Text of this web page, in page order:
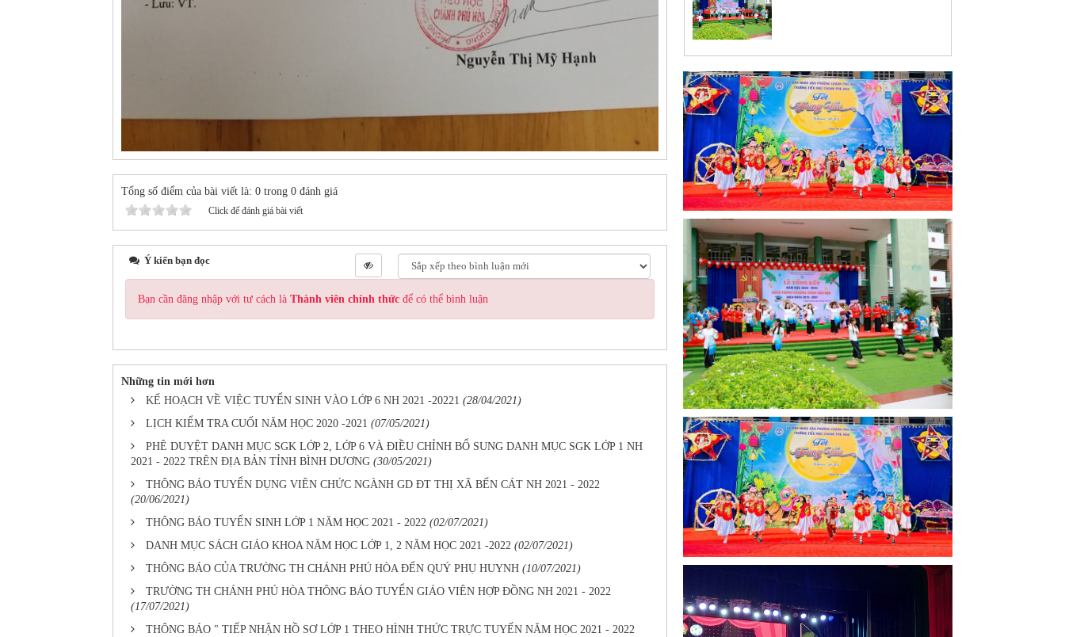
Tổng số điểm của bài viết là: 0 trong 0 đánh giá
Click để đánh giá bài viết
Ý kiến bạn đọc
Bạn cần đăng nhập với tư cách là Thành viên chính thức để có thể bình luận
Những tin mới hơn
KẾ HOẠCH VỀ VIỆC TUYỂN SINH VÀO LỚP 6 NH 2021 -20221 (28/04/2021)
LỊCH KIỂM TRA CUỐI NĂM HỌC 2020 -2021 (07/05/2021)
PHÊ DUYỆT DANH MỤC SGK LỚP 2, LỚP 6 VÀ ĐIỀU CHỈNH BỔ SUNG DANH MỤC SGK LỚP 1 NH
2021 - 2022 TRÊN ĐỊA BẢN TỈNH BÌNH DƯƠNG (30/05/2021)
THÔNG BÁO TUYỂN DỤNG VIÊN CHỨC NGÀNH GD ĐT THỊ XÃ BẾN CÁT NH 2021 - 2022
(20/06/2021)
THÔNG BÁO TUYỂN SINH LỚP 1 NĂM HỌC 2021 - 2022 (02/07/2021)
DANH MỤC SÁCH GIÁO KHOA NĂM HỌC LỚP 1, 2 NĂM HỌC 2021 -2022 (02/07/2021)
THÔNG BÁO CỦA TRƯỜNG TH CHÁNH PHÚ HÒA ĐẾN QUÝ PHỤ HUYNH (10/07/2021)
TRƯỜNG TH CHÁNH PHÚ HÒA THÔNG BÁO TUYỂN GIÁO VIÊN HỢP ĐỒNG NH 2021 - 2022
(17/07/2021)
THÔNG BÁO " TIẾP NHẬN HỒ SƠ LỚP 1 THEO HÌNH THỨC TRỰC TUYẾN NĂM HỌC 2021 - 2022